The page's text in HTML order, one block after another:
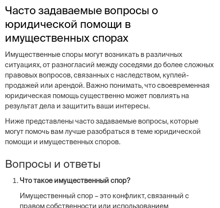
Часто задаваемые вопросы о
юридической помощи в
имущественных спорах
Имущественные споры могут возникать в различных
ситуациях, от разногласий между соседями до более сложных
правовых вопросов, связанных с наследством, куплей-
продажей или арендой. Важно понимать, что своевременная
юридическая помощь существенно может повлиять на
результат дела и защитить ваши интересы.
Ниже представлены часто задаваемые вопросы, которые
могут помочь вам лучше разобраться в теме юридической
помощи и имущественных споров.
Вопросы и ответы
Что такое имущественный спор?
Имущественный спор – это конфликт, связанный с
правом собственности или использованием